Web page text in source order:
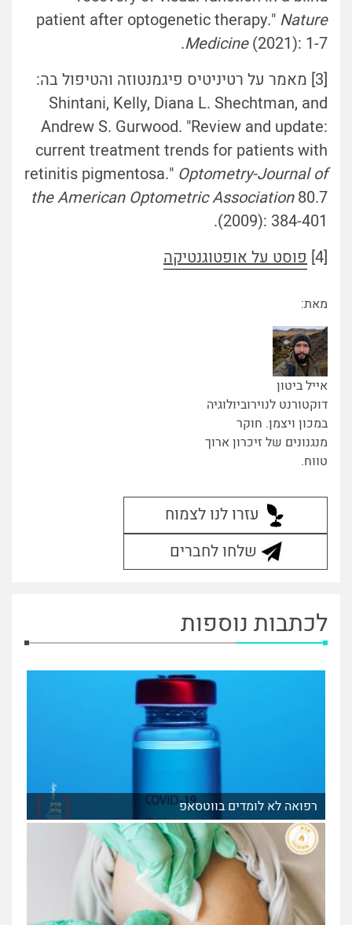
patient after optogenetic therapy." Nature
Medicine(2021): 1-7.‏
[3] מאמר על רטיניטיס פיגמנטוזה והטיפול בה:
Shintani, Kelly, Diana L. Shechtman, and
Andrew S. Gurwood. "Review and update:
current treatment trends for patients with
retinitis pigmentosa." Optometry-Journal of
the American Optometric Association80.7
(2009): 384-401.‏
[4]
פוסט על אופטוגנטיקה
מאת:
אייל ביטון
דוקטורנט לנוירוביולוגיה
במכון ויצמן. חוקר
מנגנונים של זיכרון ארוך
טווח.
עזרו לנו לצמוח
שלחו לחברים
לכתבות נוספות
רפואה לא לומדים בווטסאפ